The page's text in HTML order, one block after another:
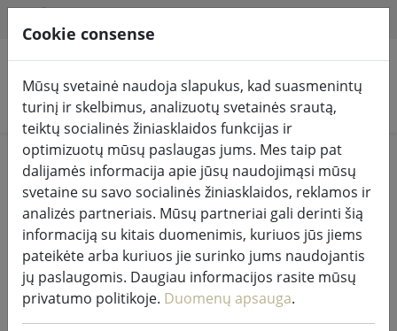
Ieškoti produktų
Home Pasakų žibintai ir apšvietimas Pasakų žibintai
"Sirius Tech-Line" šviesos tinklo
pradinis rinkinys 90 LED šilta balta
lauko 1,2 x 1,2 m 230V juoda
Cookie consense
Mūsų svetainė naudoja slapukus, kad suasmenintų
turinį ir skelbimus, analizuotų svetainės srautą,
teiktų socialinės žiniasklaidos funkcijas ir
optimizuotų mūsų paslaugas jums. Mes taip pat
dalijamės informacija apie jūsų naudojimąsi mūsų
svetaine su savo socialinės žiniasklaidos, reklamos ir
analizės partneriais. Mūsų partneriai gali derinti šią
informaciją su kitais duomenimis, kuriuos jūs jiems
pateikėte arba kuriuos jie surinko jums naudojantis
jų paslaugomis. Daugiau informacijos rasite mūsų
privatumo politikoje. Duomenų apsauga.